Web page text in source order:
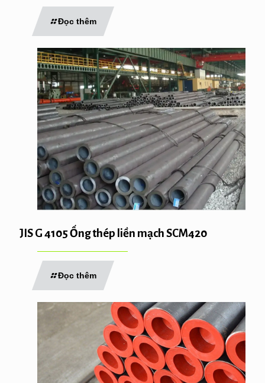
Đọc thêm
JIS G 4105 Ống thép liền mạch SCM420
Đọc thêm